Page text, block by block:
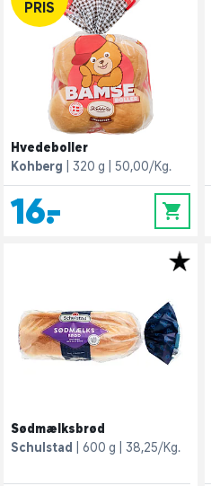
PRIS
Hvedeboller
Kohberg
320 g 50,00/Kg.
16,- 0
Sødmælksbrød
Schulstad
600 g 38,25/Kg.